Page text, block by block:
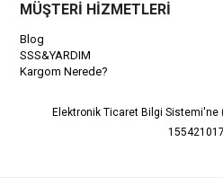
MÜŞTERİ HİZMETLERİ
Blog
SSS&YARDIM
Kargom Nerede?
Elektronik Ticaret Bilgi Sistemi'ne